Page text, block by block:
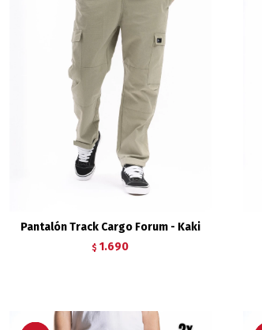
Pantalón Track Cargo Forum - Kaki
$ 1.690